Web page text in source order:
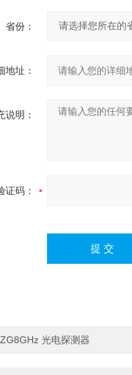
省份：
地址：
说明：
证码：
ZG8GHz 光电探测器